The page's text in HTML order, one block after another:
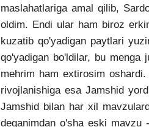
maslahatlariga amal qilib,
oldim. Endi ular ham biroz
kuzatib qo'yadigan paytlari
qo'yadigan bo'ldilar, bu menga
mehrim ham extirosim
rivojlanishiga esa Jamshid
Jamshid bilan har xil
deganimdan o'sha eski mavzu